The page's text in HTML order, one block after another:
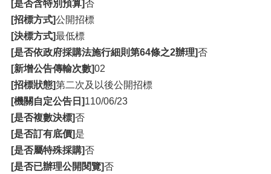
[是否含特別預算]否
[招標方式]公開招標
[決標方式]最低標
[是否依政府採購法施行細則第64條之2辦理]否
[新增公告傳輸次數]02
[招標狀態]第二次及以後公開招標
[機關自定公告日]110/06/23
[是否複數決標]否
[是否訂有底價]是
[是否屬特殊採購]否
[是否已辦理公開閱覽]否